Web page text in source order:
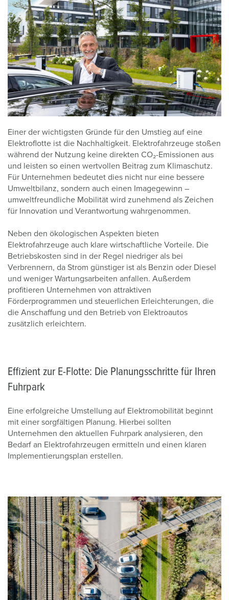
Einer der wichtigsten Gründe für den Umstieg auf eine
Elektroflotte ist die Nachhaltigkeit. Elektrofahrzeuge stoßen
während der Nutzung keine direkten CO₂-Emissionen aus
und leisten so einen wertvollen Beitrag zum Klimaschutz.
Für Unternehmen bedeutet dies nicht nur eine bessere
Umweltbilanz, sondern auch einen Imagegewinn –
umweltfreundliche Mobilität wird zunehmend als Zeichen
für Innovation und Verantwortung wahrgenommen.
Neben den ökologischen Aspekten bieten
Elektrofahrzeuge auch klare wirtschaftliche Vorteile. Die
Betriebskosten sind in der Regel niedriger als bei
Verbrennern, da Strom günstiger ist als Benzin oder Diesel
und weniger Wartungsarbeiten anfallen. Außerdem
profitieren Unternehmen von attraktiven
Förderprogrammen und steuerlichen Erleichterungen, die
die Anschaffung und den Betrieb von Elektroautos
zusätzlich erleichtern.
Effizient zur E-Flotte: Die Planungsschritte für Ihren
Fuhrpark
Eine erfolgreiche Umstellung auf Elektromobilität beginnt
mit einer sorgfältigen Planung. Hierbei sollten
Unternehmen den aktuellen Fuhrpark analysieren, den
Bedarf an Elektrofahrzeugen ermitteln und einen klaren
Implementierungsplan erstellen.